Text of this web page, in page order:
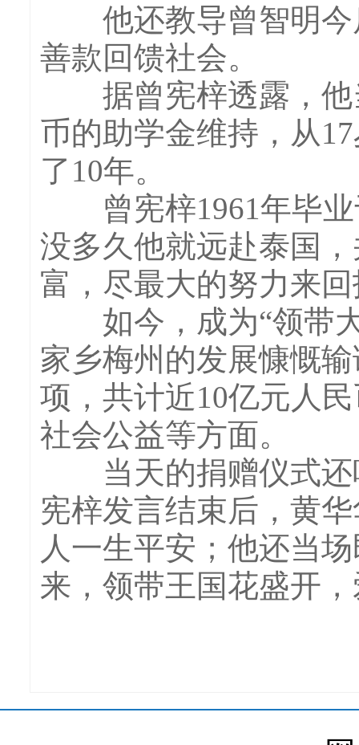
他还教导曾智明今
善款回馈社会。
据曾宪梓透露，他
币的助学金维持，从
了10年。
曾宪梓1961年毕业
没多久他就远赴泰国
富，尽最大的努力来
如今，成为“领带大
家乡梅州的发展慷慨
项，共计近10亿元人
社会公益等方面。
当天的捐赠仪式还
宪梓发言结束后，黄
人一生平安；他还当
来，领带王国花盛开